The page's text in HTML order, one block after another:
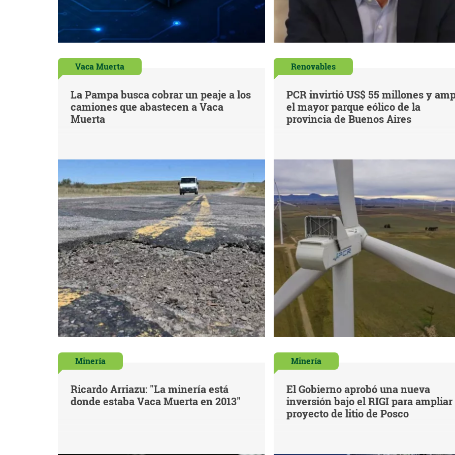
Vaca Muerta
La Pampa busca cobrar un peaje a los
camiones que abastecen a Vaca
Muerta
Renovables
PCR invirtió US$ 55 millones y
el mayor parque eólico de la
provincia de Buenos Aires
Minería
Ricardo Arriazu: "La minería está
donde estaba Vaca Muerta en 2013"
Minería
El Gobierno aprobó una nueva
inversión bajo el RIGI para
proyecto de litio de Posco